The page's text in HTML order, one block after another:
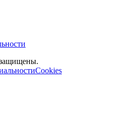
Cookies